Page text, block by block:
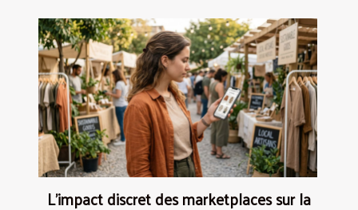
L’impact discret des marketplaces sur la